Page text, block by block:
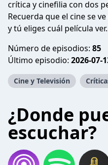
crítica y cinefilia con dos
Recuerda que el cine se
y tú eliges cuál película ver.
Número de episodios: 85
Último episodio: 2026-07-
Cine y Televisión
¿Donde
escuchar?